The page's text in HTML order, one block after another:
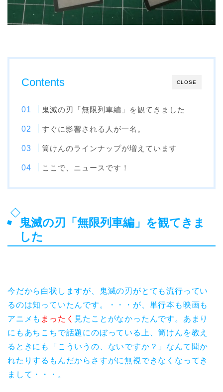
CLOSE
Contents
鬼滅の刃「無限列車編」を観てきました
すぐに影響される人が一名。
筒けんのラインナップが増えています
ここで、ニュースです！
鬼滅の刃「無限列車編」を観てきま
した
今だから白状しますが、鬼滅の刃がとても流行ってい
るのは知っていたんです。・・・が、単行本も映画も
アニメも まったく 見たことがなかったんです。あまり
にもあちこちで話題にのぼっている上、筒けんを教え
るときにも「こういうの、ないですか？」なんて聞か
れたりするもんだからさすがに無視できなくなってき
まして・・・。